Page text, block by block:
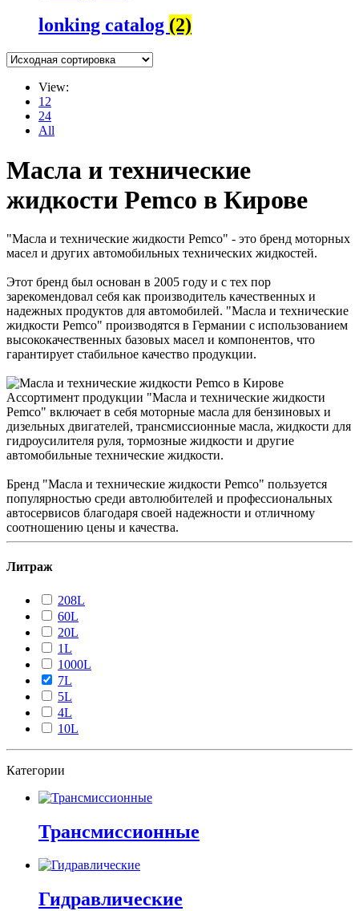
lonking catalog (2)
View:
12
24
All
Масла и технические
жидкости Pemco в Кирове
"Масла и технические жидкости Pemco" - это бренд моторных
масел и других автомобильных технических жидкостей.
Этот бренд был основан в 2005 году и с тех пор
зарекомендовал себя как производитель качественных и
надежных продуктов для автомобилей. "Масла и технические
жидкости Pemco" производятся в Германии с использованием
высококачественных базовых масел и компонентов, что
гарантирует стабильное качество продукции.
Ассортимент продукции "Масла и технические жидкости
Pemco" включает в себя моторные масла для бензиновых и
дизельных двигателей, трансмиссионные масла, жидкости для
гидроусилителя руля, тормозные жидкости и другие
автомобильные технические жидкости.
Бренд "Масла и технические жидкости Pemco" пользуется
популярностью среди автолюбителей и профессиональных
автосервисов благодаря своей надежности и отличному
соотношению цены и качества.
Литраж
208L
60L
20L
1L
1000L
7L
5L
4L
10L
Категории
Трансмиссионные
Гидравлические